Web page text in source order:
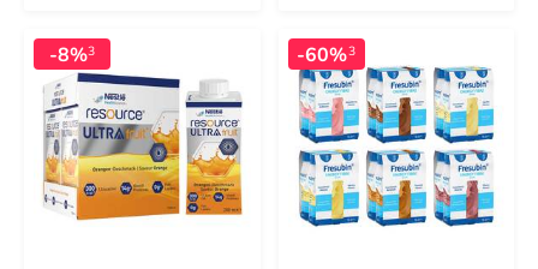
-8%3 -60%3